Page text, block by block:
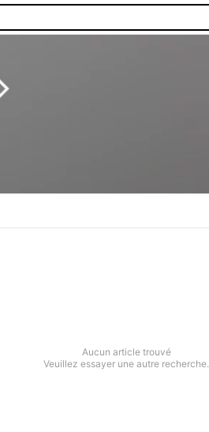
Aucun article trouvé
Veuillez essayer une autre recherche.